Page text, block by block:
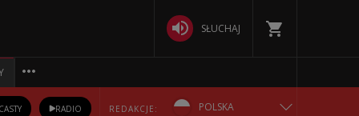
SŁUCHAJ
RADIO REDAKCJE: POLSKA